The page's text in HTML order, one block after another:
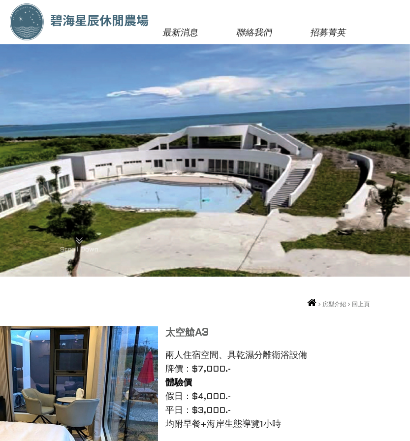
最新消息 聯絡我們 招募菁英
Scroll Down
房型介紹 回上頁
太空艙A3
兩人住宿空間、具乾濕分離衛浴設備
牌價：$7,000.-
體驗價
假日：$4,000.-
平日：$3,000.-
均附早餐+海岸生態導覽1小時